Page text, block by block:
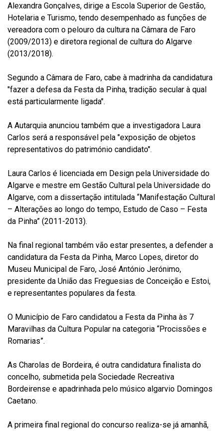
Alexandra Gonçalves, dirige a Escola Superior de Gestão,
Hotelaria e Turismo, tendo desempenhado as funções de
vereadora com o pelouro da cultura na Câmara de Faro
(2009/2013) e diretora regional de cultura do Algarve
(2013/2018).
Segundo a Câmara de Faro, cabe à madrinha da candidatura
"fazer a defesa da Festa da Pinha, tradição secular à qual
está particularmente ligada".
A Autarquia anunciou também que a investigadora Laura
Carlos será a responsável pela "exposição de objetos
representativos do património candidato".
Laura Carlos é licenciada em Design pela Universidade do
Algarve e mestre em Gestão Cultural pela Universidade do
Algarve, com a dissertação intitulada “Manifestação Cultural
– Alterações ao longo do tempo, Estudo de Caso – Festa
da Pinha” (2011-2013).
Na final regional também vão estar presentes, a defender a
candidatura da Festa da Pinha, Marco Lopes, diretor do
Museu Municipal de Faro, José António Jerónimo,
presidente da União das Freguesias de Conceição e Estoi,
e representantes populares da festa.
O Município de Faro candidatou a Festa da Pinha às 7
Maravilhas da Cultura Popular na categoria “Procissões e
Romarias”.
As Charolas de Bordeira, é outra candidatura finalista do
concelho, submetida pela Sociedade Recreativa
Bordeirense e apadrinhada pelo músico algarvio Domingos
Caetano.
A primeira final regional do concurso realiza-se já amanhã,